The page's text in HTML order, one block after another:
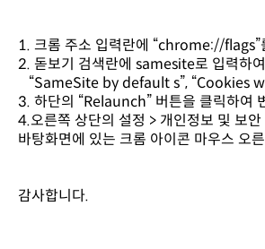
1. 크롬 주소 입력란에 “chrome://
2. 돋보기 검색란에 samesite로 입력하
“SameSite by default s”, “Cookies
3. 하단의 “Relaunch” 버튼을 클릭하여
4.오른쪽 상단의 설정 > 개인정보 및 보
바탕화면에 있는 크롬 아이콘 마우스 오
감사합니다.